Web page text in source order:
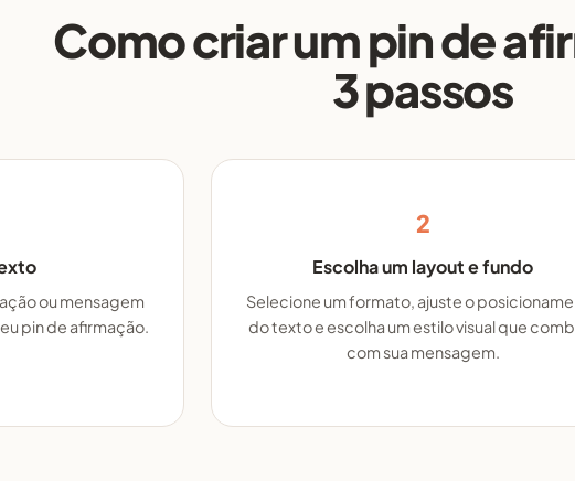
Como criar um pin de
3 passos
ou mensagem
pin de afirmação.
2
Escolha um layout e fundo
Selecione um formato, ajuste o
do texto e escolha um estilo visual que
com sua mensagem.